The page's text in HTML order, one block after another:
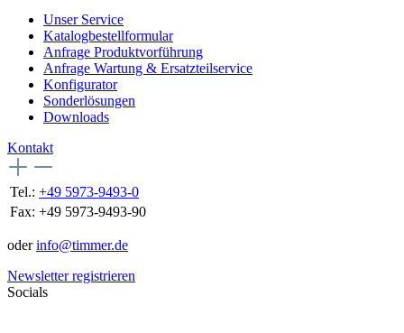
Unser Service
Katalogbestellformular
Anfrage Produktvorführung
Anfrage Wartung & Ersatzteilservice
Konfigurator
Sonderlösungen
Downloads
Kontakt
Tel.: +49 5973-9493-0
Fax: +49 5973-9493-90
oderinfo@timmer.de
Newsletter registrieren
Socials